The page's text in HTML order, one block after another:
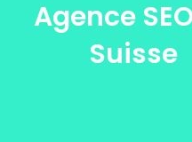
Agence
Suisse